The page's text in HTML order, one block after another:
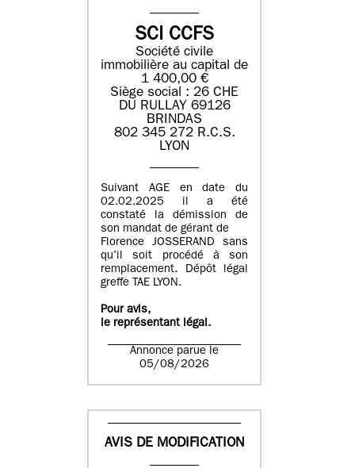
SCI CCFS
Société civile
immobilière au capital de
1 400,00 €
Siège social : 26 CHE
DU RULLAY 69126
BRINDAS
802 345 272 R.C.S.
LYON
Suivant AGE en date du
02.02.2025 il a été
constaté la démission de
son mandat de gérant de
Florence JOSSERAND sans
qu’il soit procédé à son
remplacement. Dépôt légal
greffe TAE LYON.
Pour avis,
le représentant légal.
Annonce parue le
05/08/2026
AVIS DE MODIFICATION